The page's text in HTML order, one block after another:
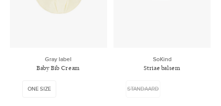
Gray label
Baby Bib Cream
ONE SIZE
SoKind
Striae balsem
STANDAARD